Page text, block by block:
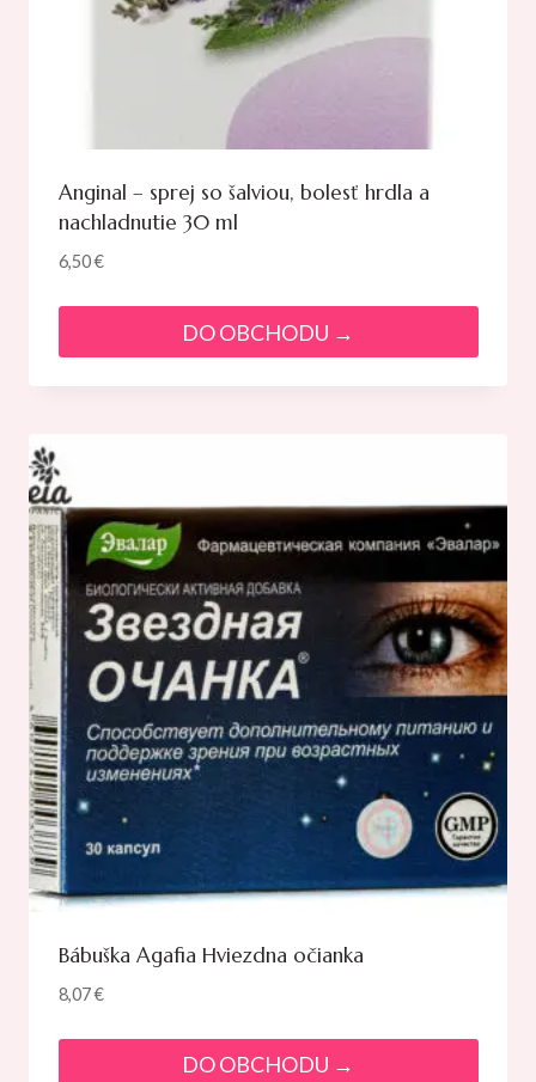
Anginal – sprej so šalviou, bolesť hrdla a
nachladnutie 30 ml
6,50€
DO OBCHODU →
Bábuška Agafia Hviezdna očianka
8,07€
DO OBCHODU →